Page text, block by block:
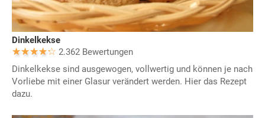
Dinkelkekse
2.362 Bewertungen
Dinkelkekse sind ausgewogen, vollwertig und können je nach
Vorliebe mit einer Glasur verändert werden. Hier das Rezept
dazu.